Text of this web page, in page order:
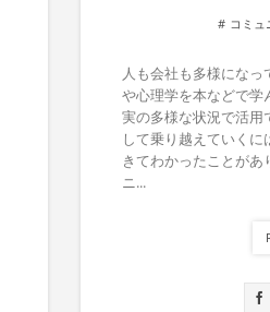
コミ
人も会社も多様にな
や心理学を本などで学
実の多様な状況で活用
して乗り越えていく
きてわかったことが
ニ...